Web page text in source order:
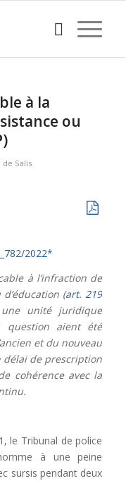
à la
ou
de Salis
2022*
à l’infraction de
(art. 219
unité juridique
question aient été
et du nouveau
de prescription
cohérence avec la
le Tribunal de police
à une peine
sursis pendant deux